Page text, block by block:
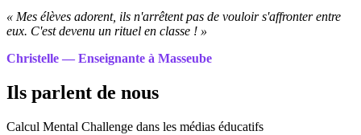
« Mes élèves adorent, ils n'arrêtent pas de vouloir s'affronter entre
eux. C'est devenu un rituel en classe ! »
Christelle — Enseignante à Masseube
Ils parlent de nous
Calcul Mental Challenge dans les médias éducatifs